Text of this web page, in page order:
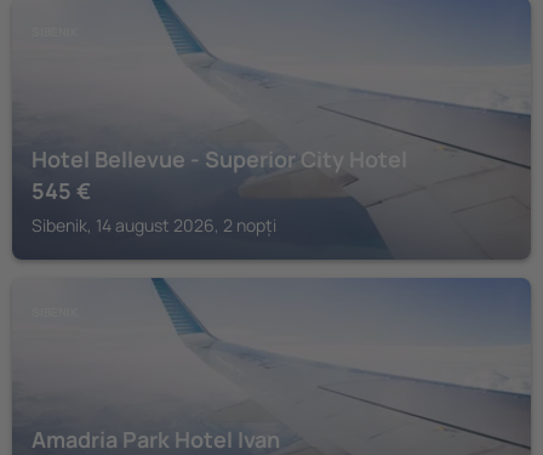
Hotel Bellevue - Superior City Hotel
545 €
Sibenik, 14 august 2026, 2 nopți
Amadria Park Hotel Ivan